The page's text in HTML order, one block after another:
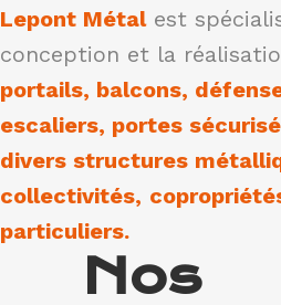
Lepont Métalest
conception et la
portails, balcons,
escaliers, portes
divers structures
collectivités,
particuliers.
Nos